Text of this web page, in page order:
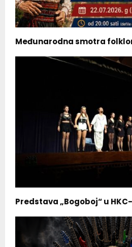
Međunarodna smotra
Predstava „Bogoboj“ u